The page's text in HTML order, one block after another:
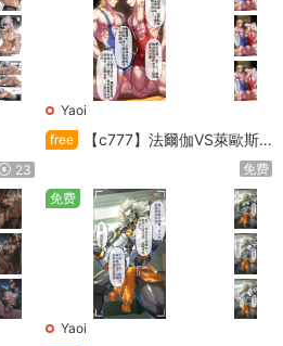
23
Yaoi
free
【c777】法爾伽VS萊歐斯
免费
Yaoi
免费